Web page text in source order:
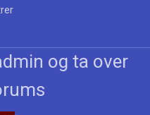
og ta over